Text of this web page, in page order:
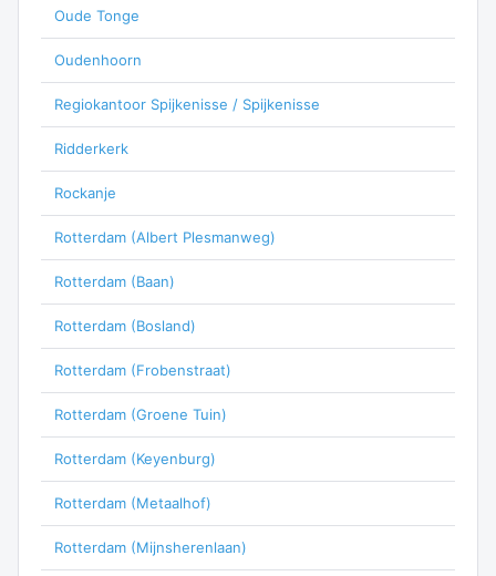
Oude Tonge
Oudenhoorn
Regiokantoor Spijkenisse / Spijkenisse
Ridderkerk
Rockanje
Rotterdam (Albert Plesmanweg)
Rotterdam (Baan)
Rotterdam (Bosland)
Rotterdam (Frobenstraat)
Rotterdam (Groene Tuin)
Rotterdam (Keyenburg)
Rotterdam (Metaalhof)
Rotterdam (Mijnsherenlaan)